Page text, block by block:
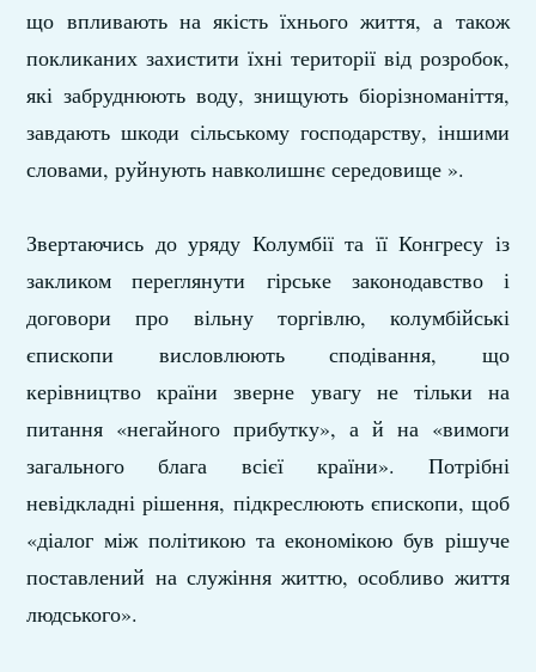
що впливають на якість їхнього життя, а також
покликаних захистити їхні території від розробок,
які забруднюють воду, знищують біорізноманіття,
завдають шкоди сільському господарству, іншими
словами, руйнують навколишнє середовище ».
Звертаючись до уряду Колумбії та її Конгресу із
закликом переглянути гірське законодавство і
договори про вільну торгівлю, колумбійські
єпископи висловлюють сподівання, що
керівництво країни зверне увагу не тільки на
питання «негайного прибутку», а й на «вимоги
загального блага всієї країни». Потрібні
невідкладні рішення, підкреслюють єпископи, щоб
«діалог між політикою та економікою був рішуче
поставлений на служіння життю, особливо життя
людського».